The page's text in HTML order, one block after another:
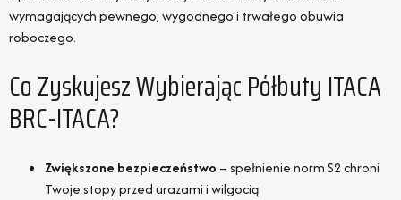
wymagających pewnego, wygodnego i trwałego obuwia
roboczego.
Co Zyskujesz Wybierając Półbuty ITACA
BRC-ITACA?
Zwiększone bezpieczeństwo – spełnienie norm S2 chroni
Twoje stopy przed urazami i wilgocią